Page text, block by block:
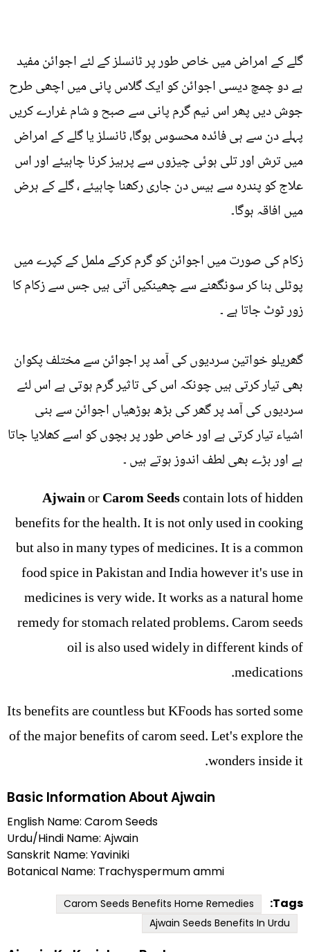
گلے کے امراض میں خاص طور پر ٹانسلز کے لئے اجوائن مفید
ہے دو چمچ دیسی اجوائن کو ایک گلاس پانی میں اچھی طرح
جوش دیں پھر اس نیم گرم پانی سے صبح و شام غرارے کریں
پہلے دن سے ہی فائدہ محسوس ہوگا، ٹانسلز یا گلے کے امراض
میں ترش اور تلی ہوئی چیزوں سے پرہیز کرنا چاہیئے اور اس
علاج کو پندرہ سے بیس دن جاری رکھنا چاہیئے ، گلے کے ہرض
میں افاقہ ہوگا۔
زکام کی صورت میں اجوائن کو گرم کرکے ململ کے کپرے میں
پوٹلی بنا کر سونگھنے سے چھینکیں آتی ہیں جس سے زکام کا
زور ٹوٹ جاتا ہے ۔
گھریلو خواتین سردیوں کی آمد پر اجوائن سے مختلف پکوان
بھی تیار کرتی ہیں چونکہ اس کی تاثیر گرم ہوتی ہے اس لئے
سردیوں کی آمد پر گھر کی بڑھ بوڑھیاں اجوائن سے بنی
اشیاء تیار کرتی ہے اور خاص طور پر بچوں کو اسے کھلایا جاتا
ہے اور بڑے بھی لطف اندوز ہوتے ہیں ۔
AjwainorCarom Seedscontain lots of hidden
benefits for the health. It is not only used in cooking
but also in many types of medicines. It is a common
food spice in Pakistan and India however it's use in
medicines is very wide. It works as a natural home
remedy for stomach related problems. Carom seeds
oil is also used widely in different kinds of
medications.
Its benefits are countless but KFoods has sorted some
of the major benefits of carom seed. Let's explore the
wonders inside it.
Basic Information About Ajwain
English Name: Carom Seeds
Urdu/Hindi Name: Ajwain
Sanskrit Name: Yaviniki
Botanical Name: Trachyspermum ammi
Tags:
Carom Seeds Benefits Home Remedies
Ajwain Seeds Benefits In Urdu